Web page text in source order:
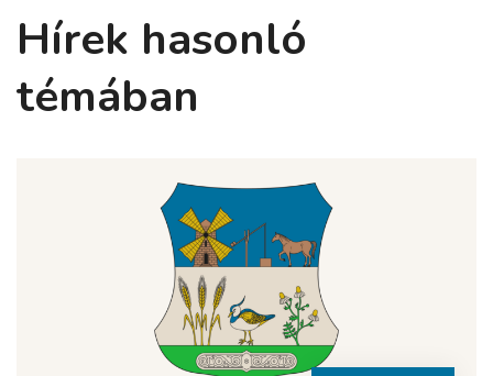
Hírek hasonló
témában